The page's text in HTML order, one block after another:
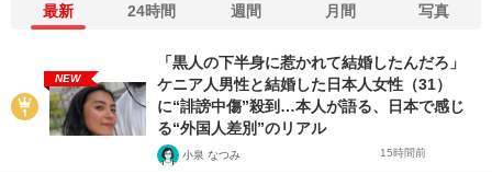
最新 24時間 週間 月間 写真
NEW
「黒人の下半身に惹かれて結婚したんだろ」
ケニア人男性と結婚した日本人女性（31）
に“誹謗中傷”殺到…本人が語る、日本で感じ
る“外国人差別”のリアル
小泉 なつみ 15時間前